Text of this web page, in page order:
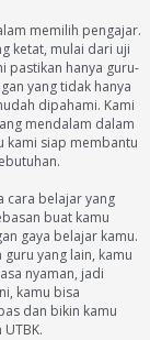
memilih pengajar.
ketat, mulai dari uji
pastikan hanya guru-
yang tidak hanya
dipahami. Kami
mendalam dalam
kami siap membantu
cara belajar yang
buat kamu
gaya belajar kamu.
yang lain, kamu
nyaman, jadi
kamu bisa
dan bikin kamu